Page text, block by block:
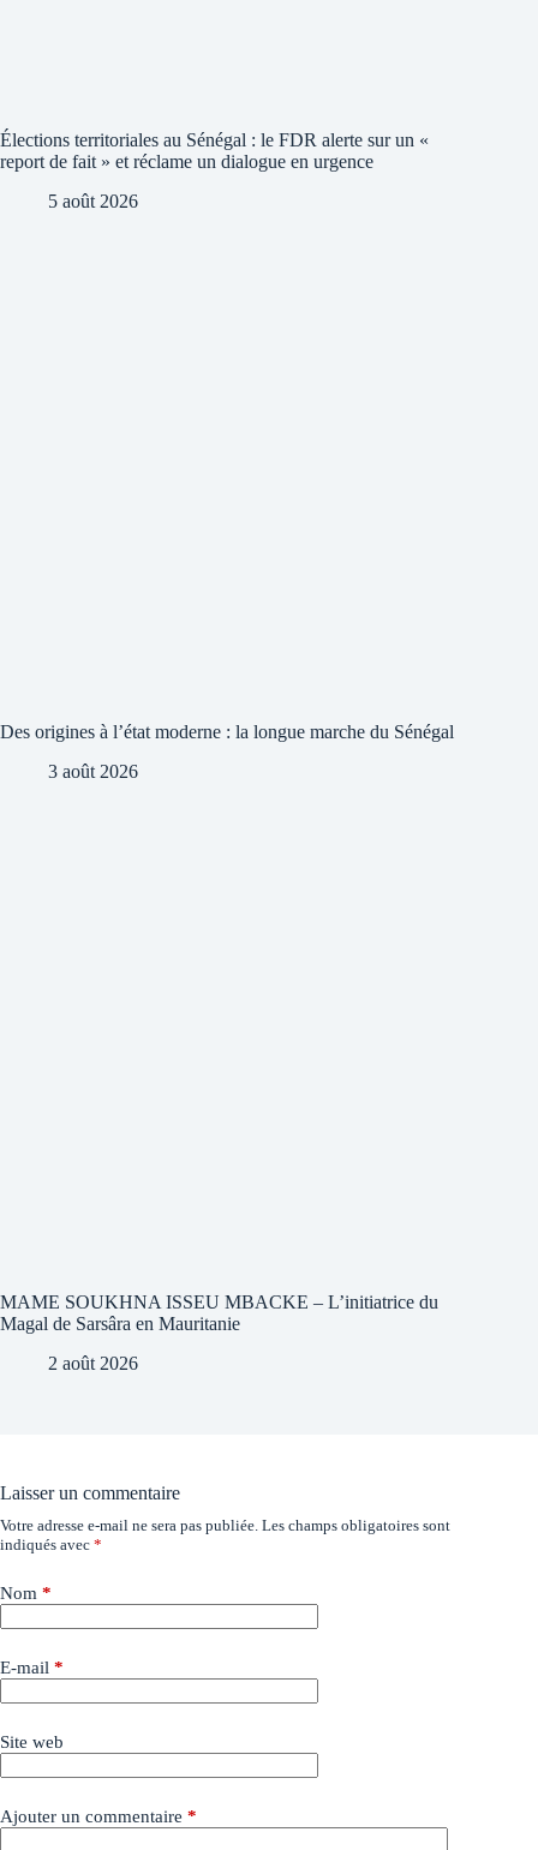
Élections territoriales au Sénégal : le FDR alerte sur un «
report de fait » et réclame un dialogue en urgence
5 août 2026
Des origines à l’état moderne : la longue marche du Sénégal
3 août 2026
MAME SOUKHNA ISSEU MBACKE – L’initiatrice du
Magal de Sarsâra en Mauritanie
2 août 2026
Laisser un commentaire
Votre adresse e-mail ne sera pas publiée. Les champs obligatoires sont
indiqués avec *
Nom *
E-mail *
Site web
Ajouter un commentaire *